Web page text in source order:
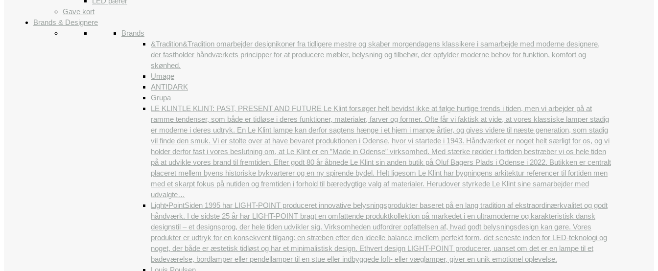
Gave kort
Brands & Designere
Brands
&Tradition&Tradition omarbejder designikoner fra tidligere mestre og skaber morgendagens klassikere i samarbejde med moderne designere,
der fastholder håndværkets principper for at producere møbler, belysning og tilbehør, der opfylder moderne behov for funktion, komfort og
skønhed.
Umage
ANTIDARK
Grupa
LE KLINTLE KLINT: PAST, PRESENT AND FUTURE Le Klint forsøger helt bevidst ikke at følge hurtige trends i tiden, men vi arbejder på at
ramme tendenser, som både er tidløse i deres funktioner, materialer, farver og former. Ofte får vi faktisk at vide, at vores klassiske lamper stadig
er moderne i deres udtryk. En Le Klint lampe kan derfor sagtens hænge i et hjem i mange årtier, og gives videre til næste generation, som stadig
vil finde den smuk. Vi er stolte over at have bevaret produktionen i Odense, hvor vi startede i 1943. Håndværket er noget helt særligt for os, og vi
holder derfor fast i vores beslutning om, at Le Klint er en ”Made in Odense” virksomhed. Med stærke rødder i fortiden bestræber vi os hele tiden
på at udvikle vores brand til fremtiden. Efter godt 80 år åbnede Le Klint sin anden butik på Oluf Bagers Plads i Odense i 2022. Butikken er centralt
placeret mellem byens historiske bykvarterer og en ny spirende bydel. Helt ligesom Le Klint har bygningens arkitektur referencer til fortiden men
med et skarpt fokus på nutiden og fremtiden i forhold til bæredygtige valg af materialer. Herudover styrkede Le Klint sine samarbejder med
udvalgte…
Light•PointSiden 1995 har LIGHT-POINT produceret innovative belysningsprodukter baseret på en lang tradition af ekstraordinærkvalitet og godt
håndværk. I de sidste 25 år har LIGHT-POINT bragt en omfattende produktkollektion på markedet i en ultramoderne og karakteristisk dansk
designstil – et designsprog, der hele tiden udvikler sig. Virksomheden udfordrer opfattelsen af, hvad godt belysningsdesign kan gøre. Vores
produkter er udtryk for en konsekvent tilgang: en stræben efter den ideelle balance imellem perfekt form, det seneste inden for LED-teknologi og
noget, der både er æstetisk tidløst og har et minimalistisk design. Ethvert design LIGHT-POINT producerer, uanset om det er en lampe til et
badeværelse, bordlamper eller pendellamper til en stue eller indbyggede loft- eller væglamper, giver en unik emotionel oplevelse.